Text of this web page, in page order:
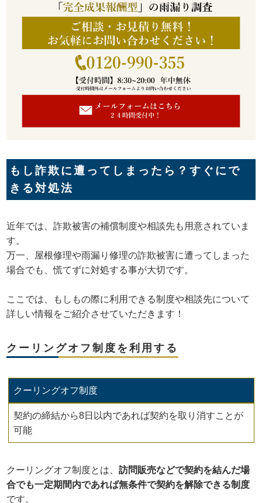
もし詐欺に遭ってしまったら？すぐにで
きる対処法
近年では、詐欺被害の補償制度や相談先も用意されていま
す。
万一、屋根修理や雨漏り修理の詐欺被害に遭ってしまった
場合でも、慌てずに対処する事が大切です。
ここでは、もしもの際に利用できる制度や相談先について
詳しい情報をご紹介させていただきます！
クーリングオフ制度を利用する
クーリングオフ制度
契約の締結から8日以内であれば契約を取り消すことが
可能
クーリングオフ制度とは、訪問販売などで契約を結んだ場
合でも一定期間内であれば無条件で契約を解除できる制度
です。